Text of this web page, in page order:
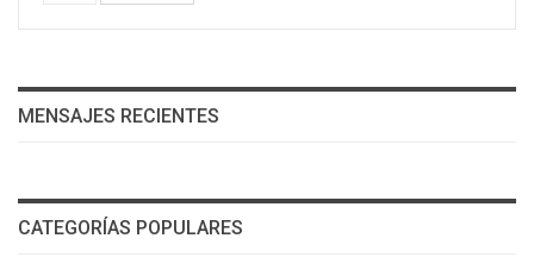
MENSAJES RECIENTES
CATEGORÍAS POPULARES